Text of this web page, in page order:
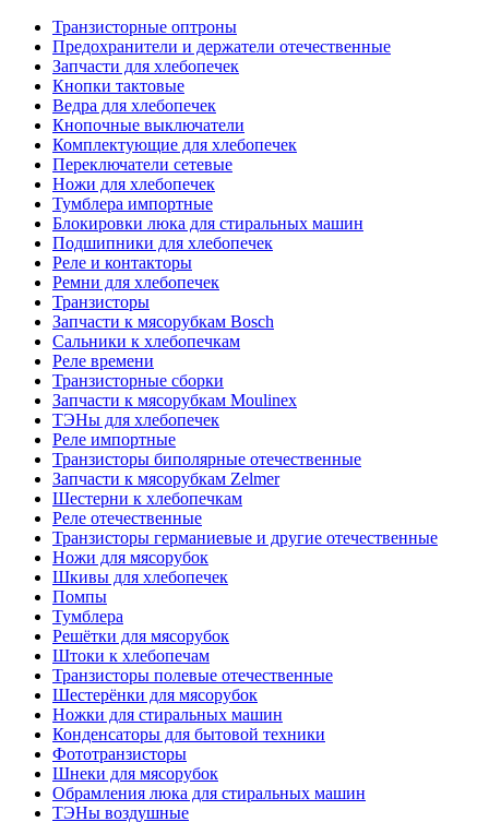
Транзисторные оптроны
Предохранители и держатели отечественные
Запчасти для хлебопечек
Кнопки тактовые
Ведра для хлебопечек
Кнопочные выключатели
Комплектующие для хлебопечек
Переключатели сетевые
Ножи для хлебопечек
Тумблера импортные
Блокировки люка для стиральных машин
Подшипники для хлебопечек
Реле и контакторы
Ремни для хлебопечек
Транзисторы
Запчасти к мясорубкам Bosch
Сальники к хлебопечкам
Реле времени
Транзисторные сборки
Запчасти к мясорубкам Moulinex
ТЭНы для хлебопечек
Реле импортные
Транзисторы биполярные отечественные
Запчасти к мясорубкам Zelmer
Шестерни к хлебопечкам
Реле отечественные
Транзисторы германиевые и другие отечественные
Ножи для мясорубок
Шкивы для хлебопечек
Помпы
Тумблера
Решётки для мясорубок
Штоки к хлебопечам
Транзисторы полевые отечественные
Шестерёнки для мясорубок
Ножки для стиральных машин
Конденсаторы для бытовой техники
Фототранзисторы
Шнеки для мясорубок
Обрамления люка для стиральных машин
ТЭНы воздушные